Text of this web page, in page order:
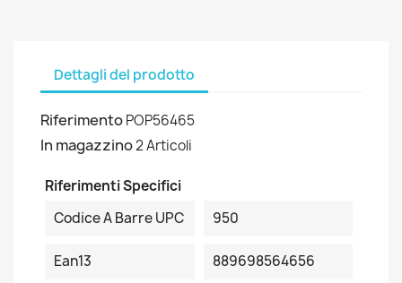
Dettagli del prodotto
RiferimentoPOP56465
In magazzino2 Articoli
Riferimenti Specifici
Codice A Barre UPC
950
Ean13 889698564656